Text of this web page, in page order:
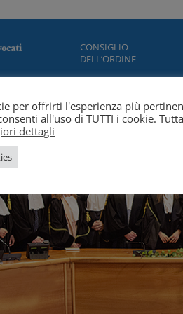
CONSIGLIO
DELL’ORDINE
per offrirti l'esperienza più
all'uso di TUTTI i cookie.
dettagli